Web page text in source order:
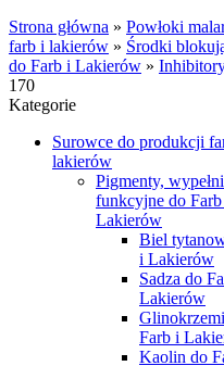
Strona główna » Powłoki
farb i lakierów » Środki
do Farb i Lakierów »
170
Kategorie
Surowce do produkcji
lakierów
Pigmenty,
funkcyjne do
Lakierów
Biel
i Lakierów
Sadza do
Lakierów
Farb i
Kaolin do